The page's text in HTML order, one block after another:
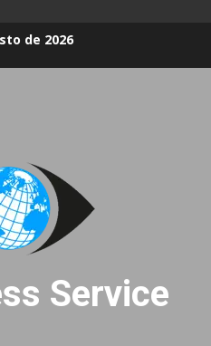
de 2026
Service